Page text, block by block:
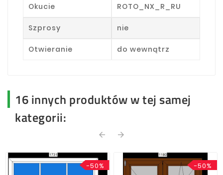
Okucie ROTO_NX_R_RU
Szprosy nie
Otwieranie do wewnątrz
16 innych produktów w tej samej
kategorii:
arrow_back arrow_forward
-50% -50%